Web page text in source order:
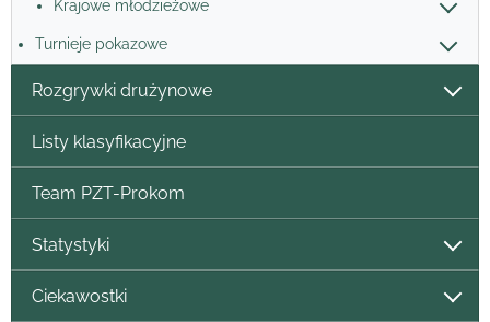
Krajowe młodzieżowe
Turnieje pokazowe
Rozgrywki drużynowe
Listy klasyfikacyjne
Team PZT-Prokom
Statystyki
Ciekawostki